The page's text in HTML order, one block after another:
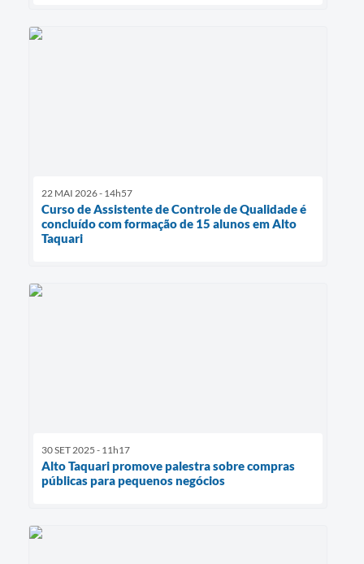
22 MAI 2026 - 14h57
Curso de Assistente de Controle de Qualidade é
concluído com formação de 15 alunos em Alto
Taquari
30 SET 2025 - 11h17
Alto Taquari promove palestra sobre compras
públicas para pequenos negócios